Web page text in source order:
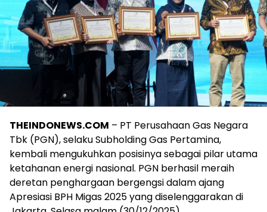
THEINDONEWS.COM – PT Perusahaan Gas Negara
Tbk (PGN), selaku Subholding Gas Pertamina,
kembali mengukuhkan posisinya sebagai pilar utama
ketahanan energi nasional. PGN berhasil meraih
deretan penghargaan bergengsi dalam ajang
Apresiasi BPH Migas 2025 yang diselenggarakan di